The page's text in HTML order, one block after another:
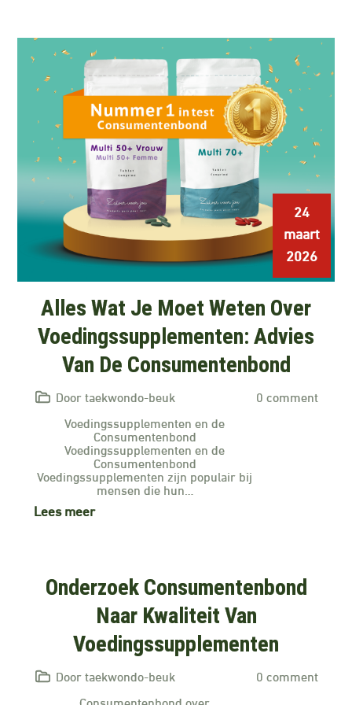
24
maart
2026
Alles Wat Je Moet Weten Over
Voedingssupplementen: Advies
Van De Consumentenbond
Door taekwondo-beuk
0 comment
Voedingssupplementen en de
Consumentenbond
Voedingssupplementen en de
Consumentenbond
Voedingssupplementen zijn populair bij
mensen die hun…
Lees meer
Onderzoek Consumentenbond
Naar Kwaliteit Van
Voedingssupplementen
Door taekwondo-beuk
0 comment